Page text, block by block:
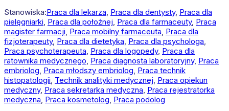
Stanowiska:Praca dla lekarza Praca dla dentysty, Praca dla
pielęgniarki Praca dla położnej Praca dla farmaceuty, Praca
magister farmacji Praca mobilny farmaceuta Praca dla
fizjoterapeuty, Praca dla dietetyka Praca dla psychologa
Praca psychoterapeuta Praca dla logopedy, Praca dla
ratownika medycznego Praca diagnosta laboratoryjny, Praca
embriolog Praca młodszy embriolog Praca technik
histopatologii Technik analityki medycznej Praca opiekun
medyczny, Praca sekretarka medyczna Praca rejestratorka
medyczna Praca kosmetolog Praca podolog